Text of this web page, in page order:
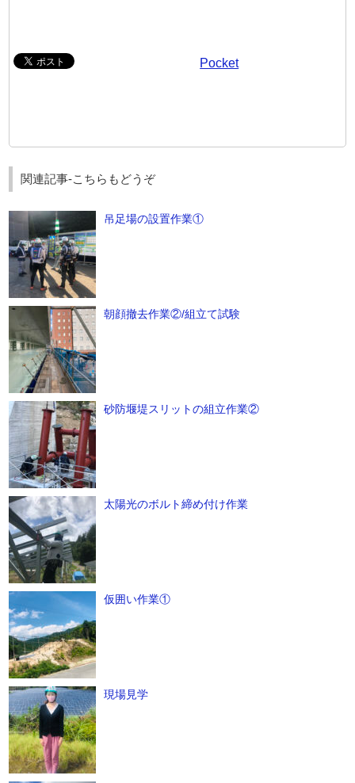
Pocket
関連記事-こちらもどうぞ
吊足場の設置作業①
朝顔撤去作業②/組立て試験
砂防堰堤スリットの組立作業②
太陽光のボルト締め付け作業
仮囲い作業①
現場見学